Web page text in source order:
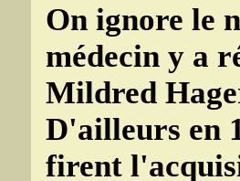
On ignore le
médecin y a
Mildred
D'ailleurs en
firent